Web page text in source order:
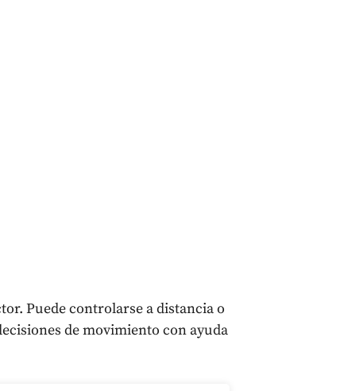
Puede controlarse a distancia o
de movimiento con ayuda